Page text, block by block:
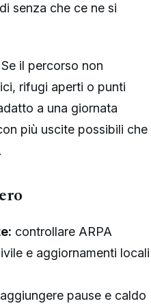
senza che ce ne si
il percorso non
rifugi aperti o punti
a una giornata
più uscite possibili che
controllare ARPA
e aggiornamenti locali
aggiungere pause e caldo